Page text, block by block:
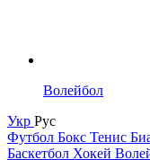
Волейбол
Укр Рус
Футбол Бокс Тенис
Баскетбол Хокей